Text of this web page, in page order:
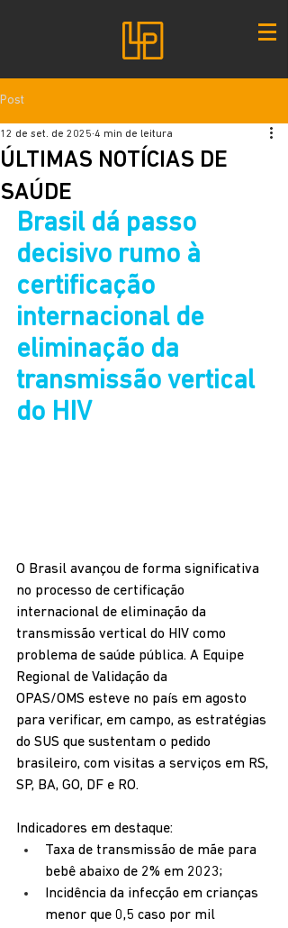
Post
ÚLTIMAS NOTÍCIAS DE
SAÚDE
12 de set. de 2025 4 min de leitura
Brasil dá passo
decisivo rumo à
certificação
internacional de
eliminação da
transmissão vertical
do HIV
O Brasil avançou de forma significativa
no processo de certificação
internacional de eliminação da
transmissão vertical do HIV como
problema de saúde pública. A Equipe
Regional de Validação da
OPAS/OMS esteve no país em agosto
para verificar, em campo, as estratégias
do SUS que sustentam o pedido
brasileiro, com visitas a serviços em RS,
SP, BA, GO, DF e RO.
Indicadores em destaque:
Taxa de transmissão de mãe para
bebê abaixo de 2% em 2023;
Incidência da infecção em crianças
menor que 0,5 caso por mil